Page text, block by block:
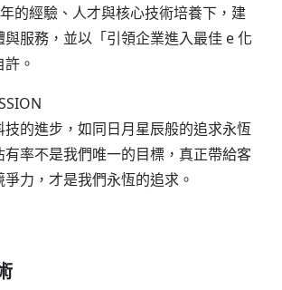
的經驗、人才與核心技術培養下，建
與服務，並以「引領企業進入最佳 e 化
。
技的進步，如同日月星辰般的追求永恆
有率不是我們唯一的目標，真正帶給客
力，才是我們永恆的追求。